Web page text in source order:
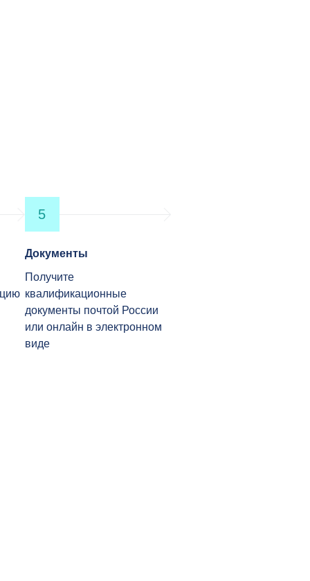
5
Документы
Получите
квалификационные
документы почтой России
или онлайн в электронном
виде